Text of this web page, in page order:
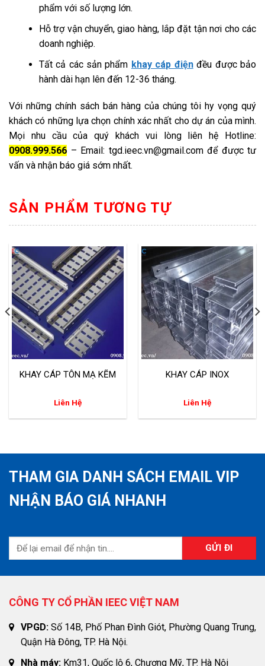
phẩm với số lượng lớn.
Hỗ trợ vận chuyển, giao hàng, lắp đặt tận nơi cho các
doanh nghiệp.
Tất cả các sản phẩm khay cáp điệnđều được bảo
hành dài hạn lên đến 12-36 tháng.
Với những chính sách bán hàng của chúng tôi hy vọng quý
khách có những lựa chọn chính xác nhất cho dự án của mình.
Mọi nhu cầu của quý khách vui lòng liên hệ Hotline:
0908.999.566 – Email: tgd.ieec.vn@gmail.com để được tư
vấn và nhận báo giá sớm nhất.
SẢN PHẨM TƯƠNG TỰ
KHAY CÁP TÔN MẠ KẼM
Liên Hệ
KHAY CÁP INOX
Liên Hệ
THAM GIA DANH SÁCH EMAIL VIP
NHẬN BÁO GIÁ NHANH
CÔNG TY CỔ PHẦN IEEC VIỆT NAM
VPGD: Số 14B, Phố Phan Đình Giót, Phường Quang Trung,
Quận Hà Đông, TP. Hà Nội.
Nhà máy: Km31, Quốc lộ 6, Chương Mỹ, TP. Hà Nội